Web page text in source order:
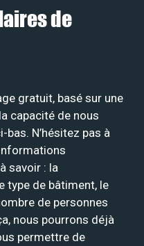
de
gratuit, basé sur une
capacité de nous
N’hésitez pas à
savoir : la
type de bâtiment, le
de personnes
nous pourrons déjà
permettre de